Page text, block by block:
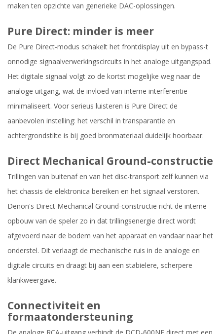
maken ten opzichte van generieke DAC-oplossingen.
Pure Direct: minder is meer
De Pure Direct-modus schakelt het frontdisplay uit en bypass-t
onnodige signaalverwerkingscircuits in het analoge uitgangspad.
Het digitale signaal volgt zo de kortst mogelijke weg naar de
analoge uitgang, wat de invloed van interne interferentie
minimaliseert. Voor serieus luisteren is Pure Direct de
aanbevolen instelling: het verschil in transparantie en
achtergrondstilte is bij goed bronmateriaal duidelijk hoorbaar.
Direct Mechanical Ground-constructie
Trillingen van buitenaf en van het disc-transport zelf kunnen via
het chassis de elektronica bereiken en het signaal verstoren.
Denon's Direct Mechanical Ground-constructie richt de interne
opbouw van de speler zo in dat trillingsenergie direct wordt
afgevoerd naar de bodem van het apparaat en vandaar naar het
onderstel. Dit verlaagt de mechanische ruis in de analoge en
digitale circuits en draagt bij aan een stabielere, scherpere
klankweergave.
Connectiviteit en
formaatondersteuning